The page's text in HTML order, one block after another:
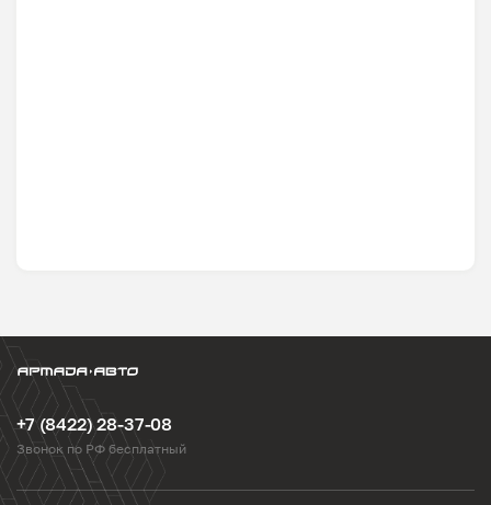
+7 (8422) 28-37-08
Звонок по РФ бесплатный